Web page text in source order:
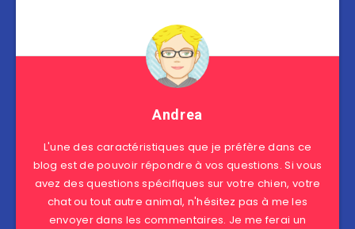
Andrea
L'une des caractéristiques que je préfère dans ce
blog est de pouvoir répondre à vos questions. Si vous
avez des questions spécifiques sur votre chien, votre
chat ou tout autre animal, n'hésitez pas à me les
envoyer dans les commentaires. Je me ferai un